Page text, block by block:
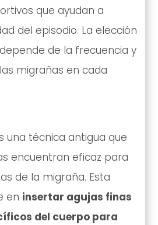
que ayudan a
del episodio. La elección
de la frecuencia y
migrañas en cada
una técnica antigua que
encuentran eficaz para
de la migraña. Esta
en insertar agujas finas
del cuerpo para